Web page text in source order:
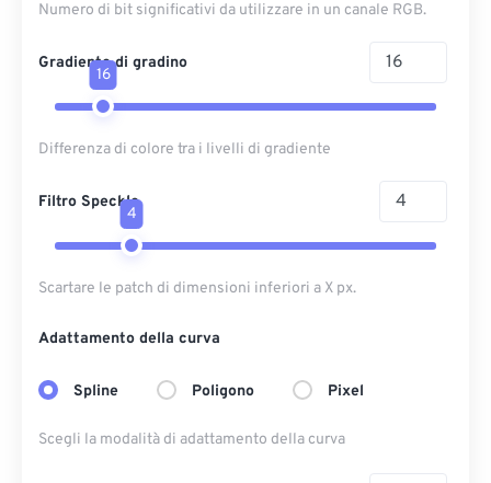
Numero di bit significativi da utilizzare in un canale RGB.
Gradiente di gradino
16
Differenza di colore tra i livelli di gradiente
Filtro Speckle
4
Scartare le patch di dimensioni inferiori a X px.
Adattamento della curva
Spline Poligono Pixel
Scegli la modalità di adattamento della curva